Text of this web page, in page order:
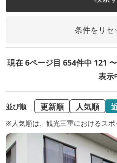
条件をリセ
現在 6ページ目 654件中 121
表示
並び順 更新順 人気順
※人気順は、観光三重におけるス